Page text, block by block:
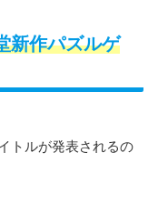
新作パズルゲ
トルが発表されるの